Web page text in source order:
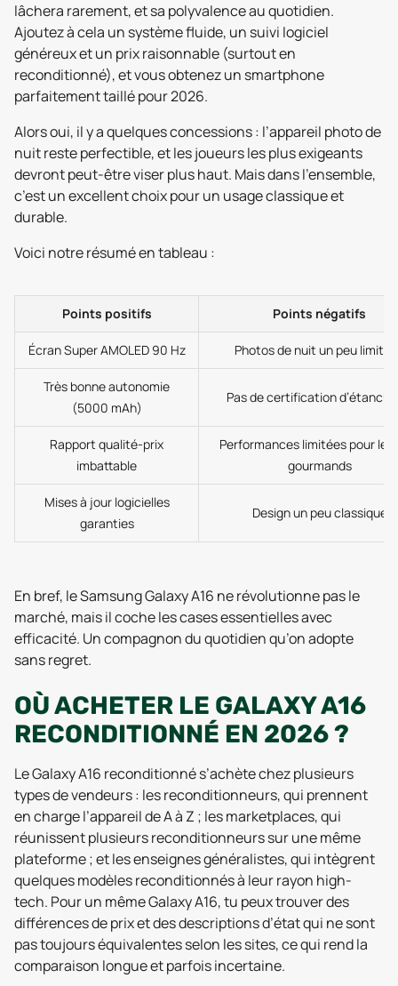
lâchera rarement, et sa polyvalence au quotidien.
Ajoutez à cela un système fluide, un suivi logiciel
généreux et un prix raisonnable (surtout en
reconditionné), et vous obtenez un smartphone
parfaitement taillé pour 2026.
Alors oui, il y a quelques concessions : l’appareil photo de
nuit reste perfectible, et les joueurs les plus exigeants
devront peut-être viser plus haut. Mais dans l’ensemble,
c’est un excellent choix pour un usage classique et
durable.
Voici notre résumé en tableau :
Points positifs Points négatifs
Écran Super AMOLED 90 Hz Photos de nuit un peu
Très bonne autonomie
(5000 mAh)
Pas de certification
Rapport qualité-prix
imbattable
Performances limitées pour les
gourmands
Mises à jour logicielles
garanties
Design un peu classique
En bref, le Samsung Galaxy A16 ne révolutionne pas le
marché, mais il coche les cases essentielles avec
efficacité. Un compagnon du quotidien qu’on adopte
sans regret.
OÙ ACHETER LE GALAXY A16
RECONDITIONNÉ EN 2026 ?
Le Galaxy A16 reconditionné s’achète chez plusieurs
types de vendeurs : les reconditionneurs, qui prennent
en charge l’appareil de A à Z ; les marketplaces, qui
réunissent plusieurs reconditionneurs sur une même
plateforme ; et les enseignes généralistes, qui intègrent
quelques modèles reconditionnés à leur rayon high-
tech. Pour un même Galaxy A16, tu peux trouver des
différences de prix et des descriptions d’état qui ne sont
pas toujours équivalentes selon les sites, ce qui rend la
comparaison longue et parfois incertaine.